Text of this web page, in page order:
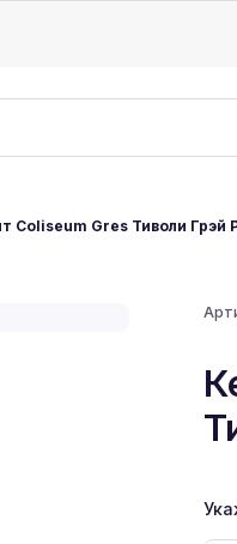
Coliseum Gres Тиволи Грэй